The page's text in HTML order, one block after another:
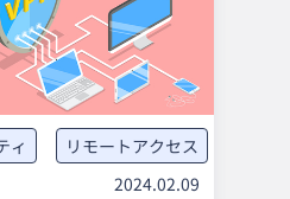
ィ
リモートアクセス
2024.02.09